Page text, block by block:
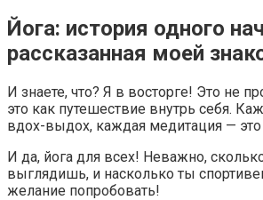
Йога: история одного
рассказанная моей
И знаете, что? Я в восторге! Это не
это как путешествие внутрь себя.
вдох-выдох, каждая медитация —
И да, йога для всех! Неважно,
выглядишь, и насколько ты
желание попробовать!
Этот танец невесты оставит